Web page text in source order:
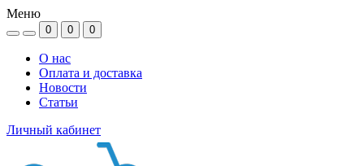
Меню
0 0 0
О нас
Оплата и доставка
Новости
Статьи
Личный кабинет